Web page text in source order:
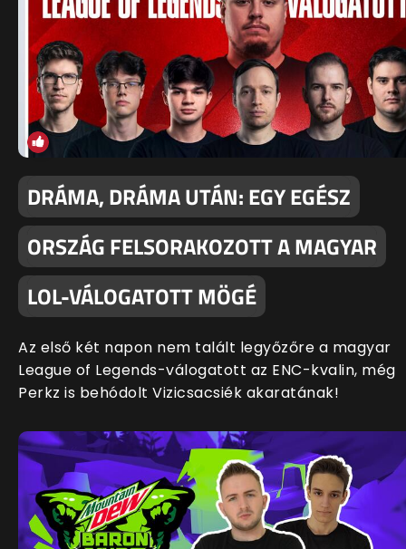
DRÁMA, DRÁMA UTÁN: EGY EGÉSZ
ORSZÁG FELSORAKOZOTT A MAGYAR
LOL-VÁLOGATOTT MÖGÉ
Az első két napon nem talált legyőzőre a magyar
League of Legends-válogatott az ENC-kvalin, még
Perkz is behódolt Vizicsacsiék akaratának!